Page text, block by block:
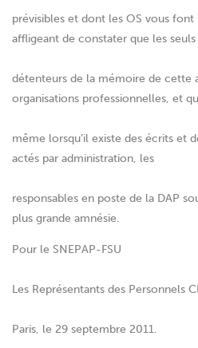
prévisibles et dont les OS vous font
affligeant de constater que les seuls
détenteurs de la mémoire de cette
organisations professionnelles, et
même lorsqu’il existe des écrits et
actés par administration, les
responsables en poste de la DAP
plus grande amnésie.
Pour le SNEPAP-FSU
Les Représentants des Personnels
Paris, le 29 septembre 2011.